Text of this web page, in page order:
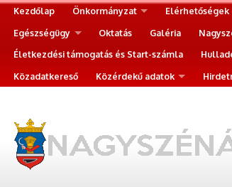
Kezdőlap Önkormányzat Elérhetőségek
Egészségügy
Oktatás Galéria
Életkezdési támogatás és Start-számla
Közadatkereső
Közérdekű adatok